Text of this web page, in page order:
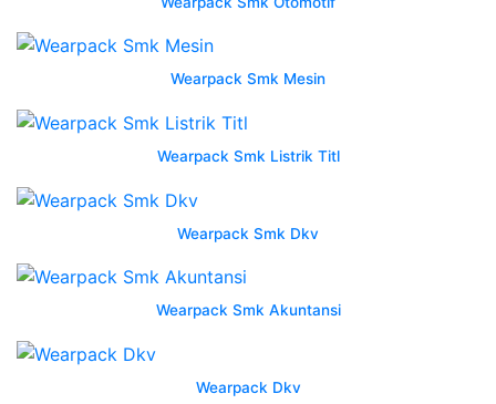
komunitas
Wearpack
Sekolah
Wearpack
1
Karawang
seragam
Wearpack Smk Mesin
Wearpack Smk Listrik Titl
Wearpack Smk Dkv
Wearpack Smk Akuntansi
Wearpack Dkv